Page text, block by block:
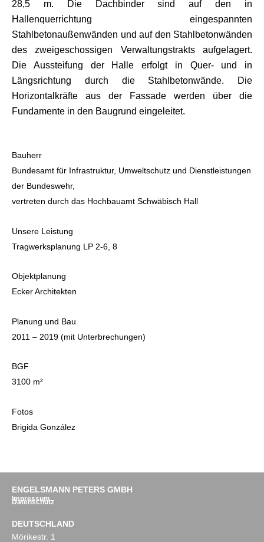
28,5 m. Die Dachbinder sind auf den in
Hallenquerrichtung eingespannten
Stahlbetonaußenwänden und auf den Stahlbetonwänden
des zweigeschossigen Verwaltungstrakts aufgelagert.
Die Aussteifung der Halle erfolgt in Quer- und in
Längsrichtung durch die Stahlbetonwände. Die
Horizontalkräfte aus der Fassade werden über die
Fundamente in den Baugrund eingeleitet.
Bauherr
Bundesamt für Infrastruktur, Umweltschutz und Dienstleistungen
der Bundeswehr,
vertreten durch das Hochbauamt Schwäbisch Hall
Unsere Leistung
Tragwerksplanung LP 2-6, 8
Objektplanung
Ecker Architekten
Planung und Bau
2011 – 2019 (mit Unterbrechungen)
BGF
3100 m²
Fotos
Brigida González
ENGELSMANN PETERS GMBH
Impressum
Datenschutz
DEUTSCHLAND
Mörikestr. 1